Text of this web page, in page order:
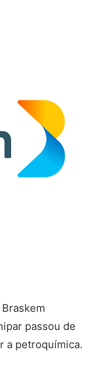
passou de
a petroquímica.